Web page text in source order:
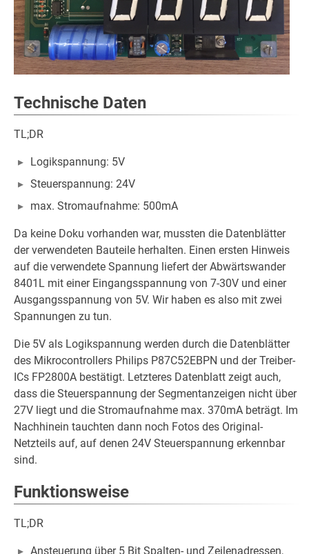
Technische Daten
TL;DR
Logikspannung: 5V
Steuerspannung: 24V
max. Stromaufnahme: 500mA
Da keine Doku vorhanden war, mussten die Datenblätter
der verwendeten Bauteile herhalten. Einen ersten Hinweis
auf die verwendete Spannung liefert der Abwärtswander
8401L mit einer Eingangsspannung von 7-30V und einer
Ausgangsspannung von 5V. Wir haben es also mit zwei
Spannungen zu tun.
Die 5V als Logikspannung werden durch die Datenblätter
des Mikrocontrollers Philips P87C52EBPN und der Treiber-
ICs FP2800A bestätigt. Letzteres Datenblatt zeigt auch,
dass die Steuerspannung der Segmentanzeigen nicht über
27V liegt und die Stromaufnahme max. 370mA beträgt. Im
Nachhinein tauchten dann noch Fotos des Original-
Netzteils auf, auf denen 24V Steuerspannung erkennbar
sind.
Funktionsweise
TL;DR
Ansteuerung über 5 Bit Spalten- und Zeilenadressen,